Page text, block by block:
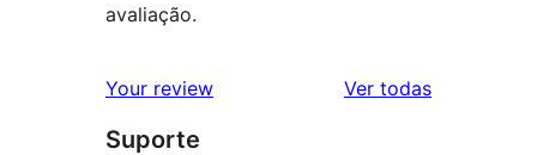
avaliação.
Your review Ver todasavaliações
Suporte